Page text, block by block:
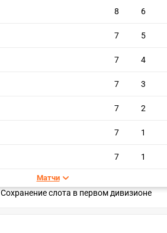
8 6
7 5
7 4
7 3
7 2
7 1
7 1
Матчи
Сохранение слота в первом дивизионе